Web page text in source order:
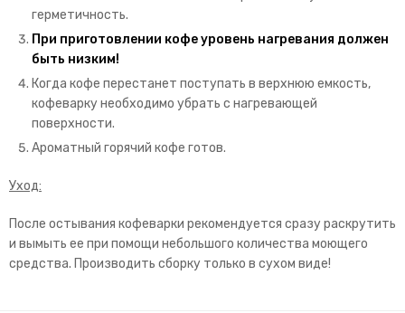
герметичность.
При приготовлении кофе уровень нагревания должен
быть низким!
Когда кофе перестанет поступать в верхнюю емкость,
кофеварку необходимо убрать с нагревающей
поверхности.
Ароматный горячий кофе готов.
Уход:
После остывания кофеварки рекомендуется сразу раскрутить
и вымыть ее при помощи небольшого количества моющего
средства. Производить сборку только в сухом виде!